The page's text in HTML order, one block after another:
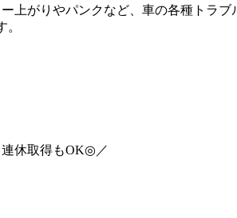
上がりやパンクなど、車の各種トラブ
休取得もOK◎／